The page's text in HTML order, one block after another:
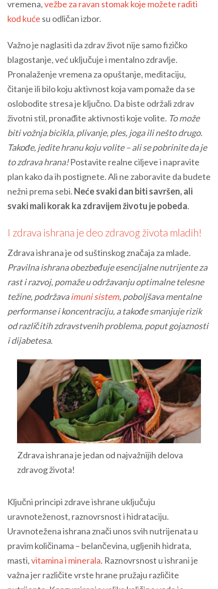
vremena,vežbe za ravan stomak koje možete raditi
kod kuće su odličan izbor.
Važno je naglasiti da zdrav život nije samo fizičko
blagostanje, već uključuje i mentalno zdravlje.
Pronalaženje vremena za opuštanje, meditaciju,
čitanje ili bilo koju aktivnost koja vam pomaže da se
oslobodite stresa je ključno. Da biste održali zdrav
životni stil, pronađite aktivnosti koje volite. To može
biti vožnja bicikla, plivanje, ples, joga ili nešto drugo.
Takođe, jedite hranu koju volite – ali se pobrinite da je
to zdrava hrana!Postavite realne ciljeve i napravite
plan kako da ih postignete. Ali ne zaboravite da budete
nežni prema sebi. Neće svaki dan biti savršen, ali
svaki mali korak ka zdravijem životu je pobeda.
I zdrava ishrana je deo zdravog života mladih!
Zdrava ishrana je od suštinskog značaja za mlade.
Pravilna ishrana obezbeđuje esencijalne nutrijente za
rast i razvoj, pomaže u održavanju optimalne telesne
težine, podržavaimuni sistem, poboljšava mentalne
performanse i koncentraciju, a takođe smanjuje rizik
od različitih zdravstvenih problema, poput gojaznosti
i dijabetesa.
Zdrava ishrana je jedan od najvažnijih delova
zdravog života!
Ključni principi zdrave ishrane uključuju
uravnoteženost, raznovrsnost i hidrataciju.
Uravnotežena ishrana znači unos svih nutrijenata u
pravim količinama – belančevina, ugljenih hidrata,
masti,vitamina i minerala. Raznovrsnost u ishrani je
važna jer različite vrste hrane pružaju različite